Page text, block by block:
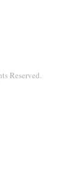
Reserved.